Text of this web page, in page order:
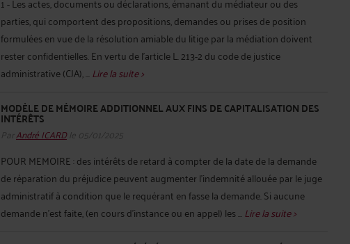
parties, qui comportent des propositions, demandes ou prises de position
formulées en vue de la résolution amiable du litige par la médiation doivent
rester confidentielles. En vertu de l’article L. 213-2 du code de justice
administrative (CJA), ...Lire la suite >
MODÈLE DE MÉMOIRE ADDITIONNEL AUX FINS DE CAPITALISATION DES
INTÉRÊTS
ParAndré ICARDle 05/01/2025
POUR MEMOIRE : des intérêts de retard à compter de la date de la demande
de réparation du préjudice peuvent augmenter l’indemnité allouée par le juge
administratif à condition que le requérant en fasse la demande. Si aucune
demande n’est faite, (en cours d’instance ou en appel) les ...Lire la suite >